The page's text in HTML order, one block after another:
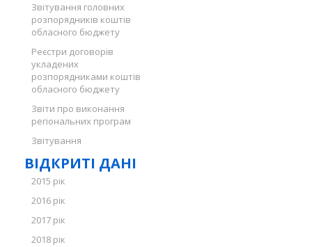
Звітування головних
розпорядників коштів
обласного бюджету
Реєстри договорів
укладених
розпорядниками коштів
обласного бюджету
Звіти про виконання
регіональних програм
Звітування
ВІДКРИТІ ДАНІ
2015 рік
2016 рік
2017 рік
2018 рік